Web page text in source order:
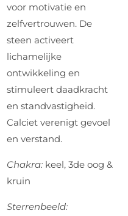
voor motivatie en
zelfvertrouwen. De
steen activeert
lichamelijke
ontwikkeling en
stimuleert daadkracht
en standvastigheid.
Calciet verenigt gevoel
en verstand.
Chakra: keel, 3de oog &
kruin
Sterrenbeeld: